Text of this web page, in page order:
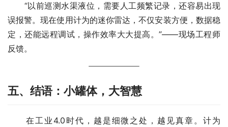
“以前巡测水渠液位，需要人工频繁记录，还容易出现
误报警。现在使用计为的迷你雷达，不仅安装方便，数据稳
定，还能远程调试，操作效率大大提高。”——现场工程师
反馈。
五、结语：小罐体，大智慧
在工业4.0时代，越是细微之处，越见真章。计为